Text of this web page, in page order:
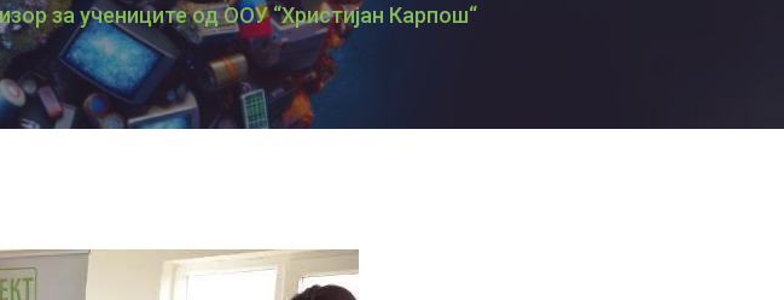
за учениците од ООУ “Христијан Карпош“